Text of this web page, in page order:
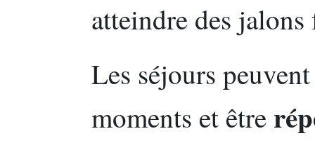
atteindre des
Les séjours
moments et être